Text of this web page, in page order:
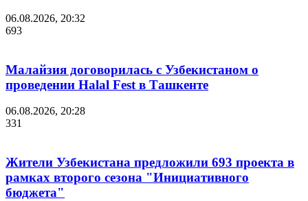
06.08.2026, 20:32
693
Малайзия договорилась с Узбекистаном о
проведении Halal Fest в Ташкенте
06.08.2026, 20:28
331
Жители Узбекистана предложили 693 проекта в
рамках второго сезона "Инициативного
бюджета"